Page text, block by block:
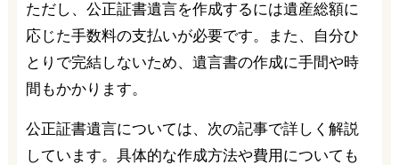
ただし、公正証書遺言を作成するには遺産総額に
応じた手数料の支払いが必要です。また、自分ひ
とりで完結しないため、遺言書の作成に手間や時
間もかかります。
公正証書遺言については、次の記事で詳しく解説
しています。具体的な作成方法や費用についても